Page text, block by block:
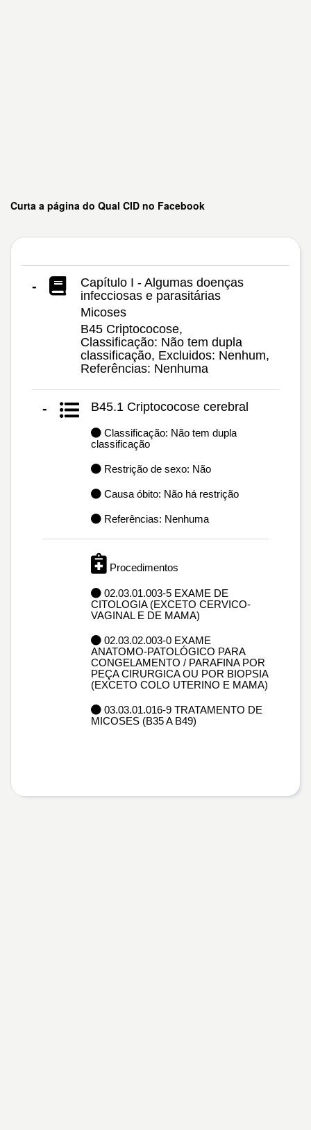
Curta a página do Qual CID no Facebook
-
Capítulo I - Algumas doenças
infecciosas e parasitárias
Micoses
B45 Criptococose,
Classificação: Não tem dupla
classificação, Excluidos: Nenhum,
Referências: Nenhuma
- B45.1 Criptococose cerebral
Classificação: Não tem dupla
classificação
Restrição de sexo: Não
Causa óbito: Não há restrição
Referências: Nenhuma
Procedimentos
02.03.01.003-5 EXAME DE
CITOLOGIA (EXCETO CERVICO-
VAGINAL E DE MAMA)
02.03.02.003-0 EXAME
ANATOMO-PATOLÓGICO PARA
CONGELAMENTO / PARAFINA POR
PEÇA CIRURGICA OU POR BIOPSIA
(EXCETO COLO UTERINO E MAMA)
03.03.01.016-9 TRATAMENTO DE
MICOSES (B35 A B49)